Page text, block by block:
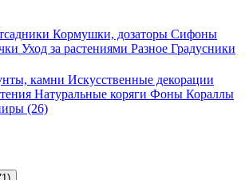
Кормушки, дозаторы Сифоны
Уход за растениями Разное Градусники
камни Искусственные декорации
Натуральные коряги Фоны Кораллы
(26)